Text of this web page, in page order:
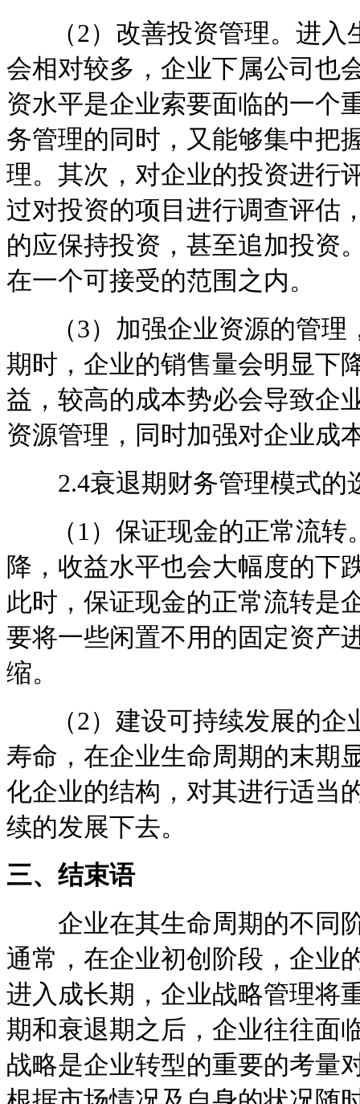
（2）改善投资管理。进入
会相对较多，企业下属公司也
资水平是企业索要面临的一个
务管理的同时，又能够集中把
理。其次，对企业的投资进行
过对投资的项目进行调查评估
的应保持投资，甚至追加投资
在一个可接受的范围之内。
（3）加强企业资源的管理
期时，企业的销售量会明显下
益，较高的成本势必会导致企
资源管理，同时加强对企业成
2.4衰退期财务管理模式的
（1）保证现金的正常流转
降，收益水平也会大幅度的下
此时，保证现金的正常流转是
要将一些闲置不用的固定资产
缩。
（2）建设可持续发展的企
寿命，在企业生命周期的末期
化企业的结构，对其进行适当
续的发展下去。
三、结束语
企业在其生命周期的不同阶
通常，在企业初创阶段，企业
进入成长期，企业战略管理将
期和衰退期之后，企业往往面
战略是企业转型的重要的考量